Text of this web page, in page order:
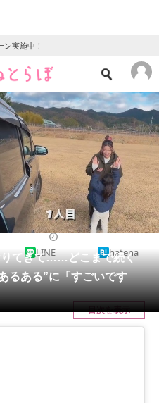
実施中！
ニュース
クイズ
地域
教育・育児
リサーチ
りてきて……どこまで続く
るある”に「すごいです
LINE hatena
目次を表示